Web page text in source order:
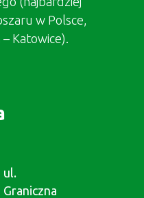
w Polsce,
Katowice).
ul.
Graniczna